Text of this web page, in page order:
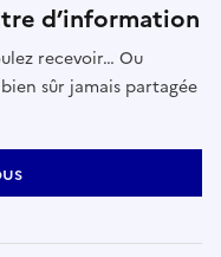
d’information
recevoir… Ou
sûr jamais partagée